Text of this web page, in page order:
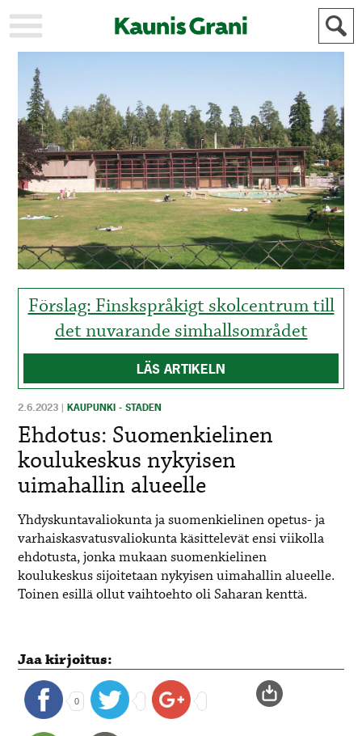
KAUPUNKI
AJANKOHTAISTA
AKTUELLT
URHEILU
IDROTT
KULTTUURI
KULTUR
HISTORIA
HISTORIA
YLEINEN
ALLMÄN
MAINOSTAJILLE
FÖR
ANNONSÖRER
Förslag: Finskspråkigt skolcentrum till
det nuvarande simhallsområdet
LÄS ARTIKELN
2.6.2023 |KAUPUNKI - STADEN
Ehdotus: Suomenkielinen
koulukeskus nykyisen
uimahallin alueelle
Yhdyskuntavaliokunta ja suomenkielinenopetus- ja
varhaiskasvatusvaliokuntakäsittelevät ensi viikolla
ehdotusta, jonka mukaan suomenkielinen
koulukeskus sijoitetaan nykyisen uimahallin alueelle.
Toinen esillä ollut vaihtoehto oli Saharan kenttä.
Jaa kirjoitus:
0